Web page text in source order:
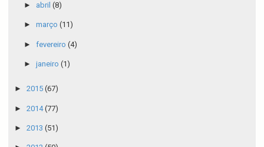
► abril (8)
► março (11)
► fevereiro (4)
► janeiro (1)
► 2015 (67)
► 2014(77)
► 2013 (51)